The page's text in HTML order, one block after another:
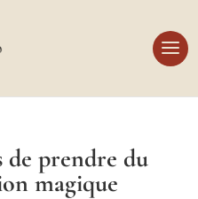
de prendre du
magique